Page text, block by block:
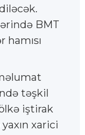
BMT
təşkil
iştirak
xarici